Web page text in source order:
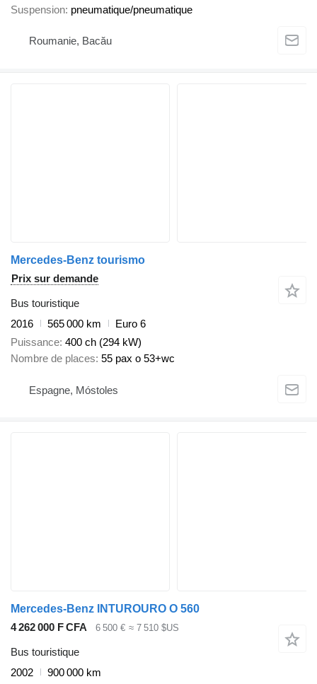
Suspension pneumatique/pneumatique
Roumanie, Bacău
Mercedes-Benz tourismo
Prix sur demande
Bus touristique
2016
565 000 km
Euro 6
Puissance 400 ch (294 kW)
Nombre de places 55 pax o 53+wc
Espagne, Móstoles
Mercedes-Benz INTUROURO O 560
4 262 000 F CFA
6 500 € ≈ 7 510 $US
Bus touristique
2002
900 000 km